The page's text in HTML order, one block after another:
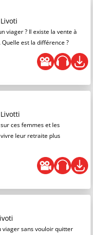
viager ? Il existe la vente à
est la différence ?
ces femmes et les
leur retraite plus
sans vouloir quitter